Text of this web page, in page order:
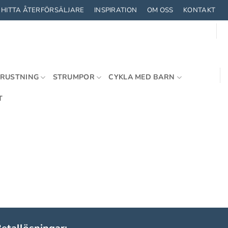
HITTA ÅTERFÖRSÄLJARE INSPIRATION OM OSS KONTAKT
STRUMPOR CYKLA MED BARN